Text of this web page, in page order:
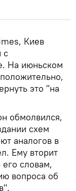
Киев
с
На июньском
это "на
обмолвился,
схем
аналогов в
Ему вторит
словам,
вопроса об